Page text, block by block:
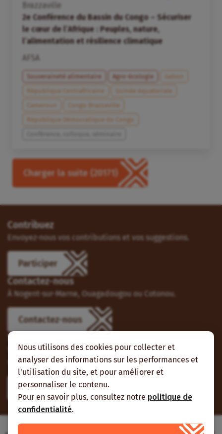
Nous utilisons des cookies pour collecter et
analyser des informations sur les performances et
l'utilisation du site, et pour améliorer et
personnaliser le contenu.
Pour en savoir plus, consultez notre politique de
confidentialité.
Brazzaville
2e Conférence du Bassin du Congo – Sécuriser
le cœur de l’Afrique : Peuples, nature,
l’alimentation et résilience climatique
Souveraineté alimentaire Agro-écologie
Gabon
République Centrafricaine
Guinée équatoriale
Cameroun
Congo Brazzaville
République Démocratique du Congo
Charger la suite (20171)
Contribuez
Envoyez-nous vos contributions et vos suggestions.
Participer
Contactez-nous
À Nogent-sur-Marne, Ouagadougou ou Cotonou.
Contactez-nous
Suivez-nous
Vous pouvez aussi vous abonner à nos flux RSS et nous
suivre sur les réseaux sociaux.